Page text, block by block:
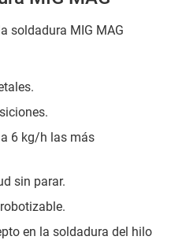
soldadura MIG MAG
6 kg/h las más
sin parar.
en la soldadura del hilo